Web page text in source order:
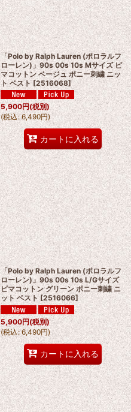
「Polo by Ralph Lauren (ポロラルフ
ローレン)」90s 00s 10s Mサイズ ピ
マコットン ベージュ ポニー刺繍 ニッ
ト ベスト [2516068]
5,900円(税別)
(税込: 6,490円)
カートに入れる
「Polo by Ralph Lauren (ポロラルフ
ローレン)」90s 00s 10s L/Gサイズ
ピマコットン グリーン ポニー刺繍 ニ
ット ベスト [2516066]
5,900円(税別)
(税込: 6,490円)
カートに入れる